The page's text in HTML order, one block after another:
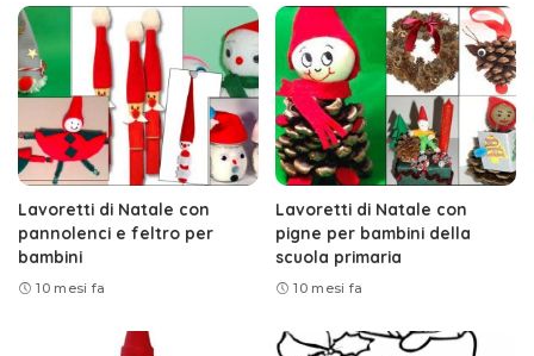
Lavoretti di Natale con
pannolenci e feltro per
bambini
10 mesi fa
Lavoretti di Natale con
pigne per bambini della
scuola primaria
10 mesi fa